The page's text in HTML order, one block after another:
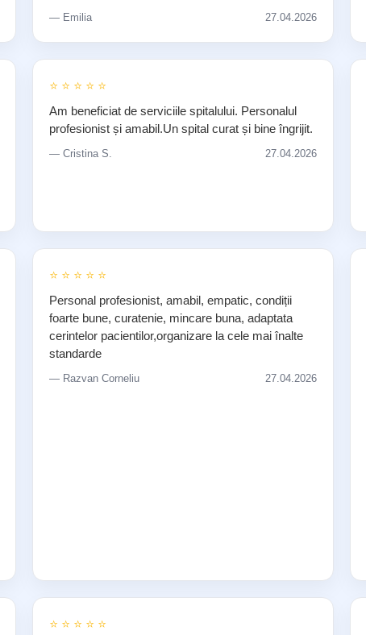
— Emilia 27.04.2026
⭐ ⭐ ⭐ ⭐ ⭐
Am beneficiat de serviciile spitalului. Personalul
profesionist și amabil.Un spital curat și bine îngrijit.
— Cristina S. 27.04.2026
⭐ ⭐ ⭐ ⭐ ⭐
Personal profesionist, amabil, empatic, condiții
foarte bune, curatenie, mincare buna, adaptata
cerintelor pacientilor,organizare la cele mai înalte
standarde
— Razvan Corneliu 27.04.2026
⭐ ⭐ ⭐ ⭐ ⭐